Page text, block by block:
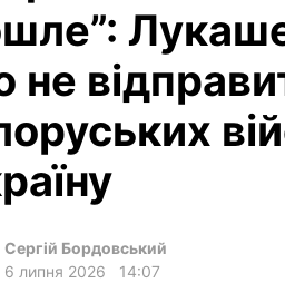
не
Сергій Бордовський
6 липня 2026
14:07